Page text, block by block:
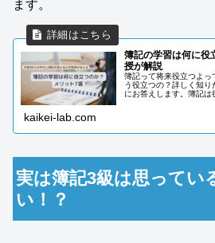
ます。
簿記の学習は何に役
授が解説
簿記って将来役立つよ
う役立つの？詳しく知
にお答えします。簿記は
kaikei-lab.com
実は簿記3級は思ってい
い！？